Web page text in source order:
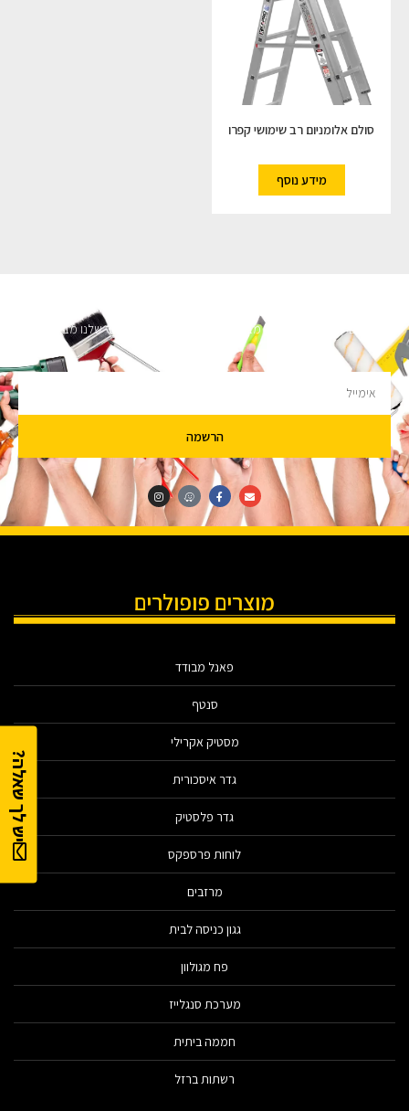
יש לך שאלה?
סולם אלומניום רב שימושי קפרו
מידע נוסף
השארו מעודכנים
מעוניינים לקבל עדכונים על מבצעים והנחות הירשמו לניוזלטר שלנו מבטיחים לא
הרשמה
מוצרים פופולרים
פאנל מבודד
סנטף
מסטיק אקרילי
גדר איסכורית
גדר פלסטיק
לוחות פרספקס
מרזבים
גגון כניסה לבית
פח מגולוון
מערכת סנגלייז
חממה ביתית
רשתות ברזל